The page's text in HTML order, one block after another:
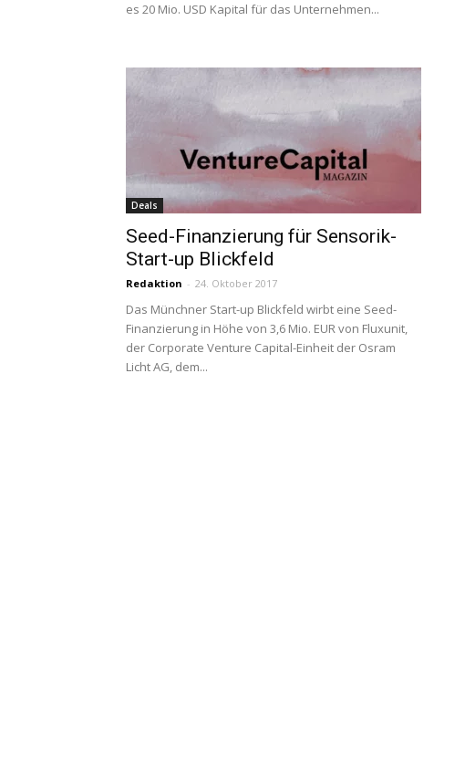
es 20 Mio. USD Kapital für das Unternehmen...
Deals
Seed-Finanzierung für Sensorik-
Start-up Blickfeld
Redaktion - 24. Oktober 2017
Das Münchner Start-up Blickfeld wirbt eine Seed-
Finanzierung in Höhe von 3,6 Mio. EUR von Fluxunit,
der Corporate Venture Capital-Einheit der Osram
Licht AG, dem...